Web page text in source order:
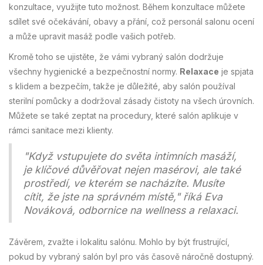
konzultace, využijte tuto možnost. Během konzultace můžete
sdílet své očekávání, obavy a přání, což personál salonu ocení
a může upravit masáž podle vašich potřeb.
Kromě toho se ujistěte, že vámi vybraný salón dodržuje
všechny hygienické a bezpečnostní normy. Relaxace je spjata
s klidem a bezpečím, takže je důležité, aby salón používal
sterilní pomůcky a dodržoval zásady čistoty na všech úrovních.
Můžete se také zeptat na procedury, které salón aplikuje v
rámci sanitace mezi klienty.
"Když vstupujete do světa intimních masáží,
je klíčové důvěřovat nejen masérovi, ale také
prostředí, ve kterém se nacházíte. Musíte
cítit, že jste na správném místě," říká Eva
Nováková, odbornice na wellness a relaxaci.
Závěrem, zvažte i lokalitu salónu. Mohlo by být frustrující,
pokud by vybraný salón byl pro vás časově náročně dostupný.